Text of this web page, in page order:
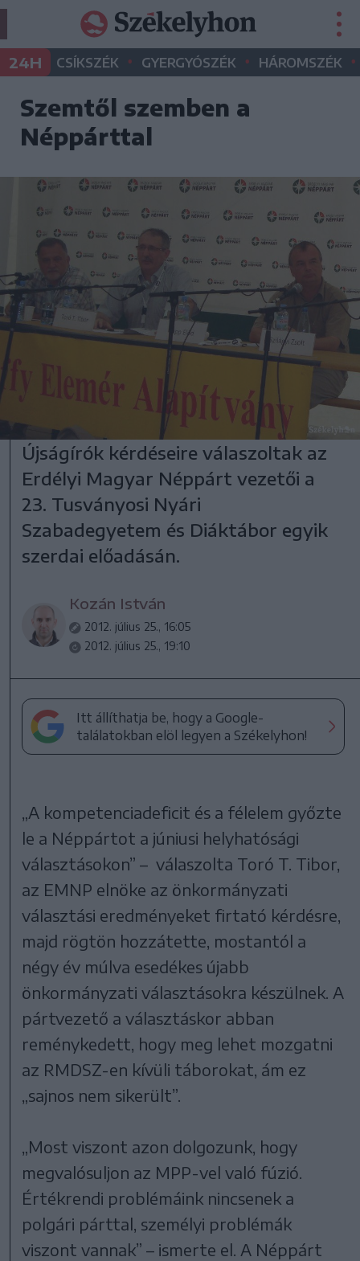
24H CSÍKSZÉK • GYERGYÓSZÉK • HÁROMSZÉK •
Szemtől szemben a
Néppárttal
Újságírók kérdéseire válaszoltak az
Erdélyi Magyar Néppárt vezetői a
23. Tusványosi Nyári
Szabadegyetem és Diáktábor egyik
szerdai előadásán.
Kozán István
2012. július 25., 16:05
2012. július 25., 19:10
Itt állíthatja be, hogy a Google-
találatokban elöl legyen a Székelyhon!
„A kompetenciadeficit és a félelem győzte
le a Néppártot a júniusi helyhatósági
választásokon” – válaszolta Toró T. Tibor,
az EMNP elnöke az önkormányzati
választási eredményeket firtató kérdésre,
majd rögtön hozzátette, mostantól a
négy év múlva esedékes újabb
önkormányzati választásokra készülnek. A
pártvezető a választáskor abban
reménykedett, hogy meg lehet mozgatni
az RMDSZ-en kívüli táborokat, ám ez
„sajnos nem sikerült”.
„Most viszont azon dolgozunk, hogy
megvalósuljon az MPP-vel való fúzió.
Értékrendi problémáink nincsenek a
polgári párttal, személyi problémák
viszont vannak” – ismerte el. A Néppárt